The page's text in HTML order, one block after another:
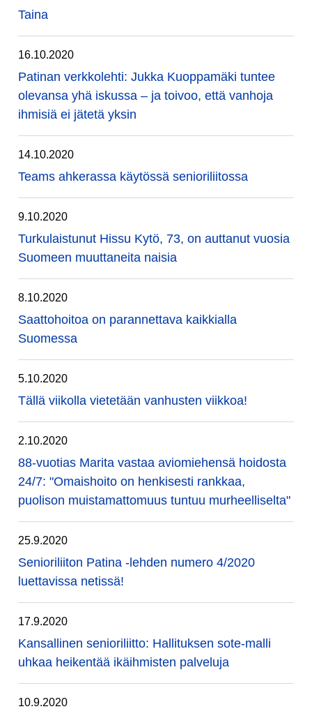
Taina
16.10.2020
Patinan verkkolehti: Jukka Kuoppamäki tuntee
olevansa yhä iskussa – ja toivoo, että vanhoja
ihmisiä ei jätetä yksin
14.10.2020
Teams ahkerassa käytössä senioriliitossa
9.10.2020
Turkulaistunut Hissu Kytö, 73, on auttanut vuosia
Suomeen muuttaneita naisia
8.10.2020
Saattohoitoa on parannettava kaikkialla
Suomessa
5.10.2020
Tällä viikolla vietetään vanhusten viikkoa!
2.10.2020
88-vuotias Marita vastaa aviomiehensä hoidosta
24/7: "Omaishoito on henkisesti rankkaa,
puolison muistamattomuus tuntuu murheelliselta"
25.9.2020
Senioriliiton Patina -lehden numero 4/2020
luettavissa netissä!
17.9.2020
Kansallinen senioriliitto: Hallituksen sote-malli
uhkaa heikentää ikäihmisten palveluja
10.9.2020